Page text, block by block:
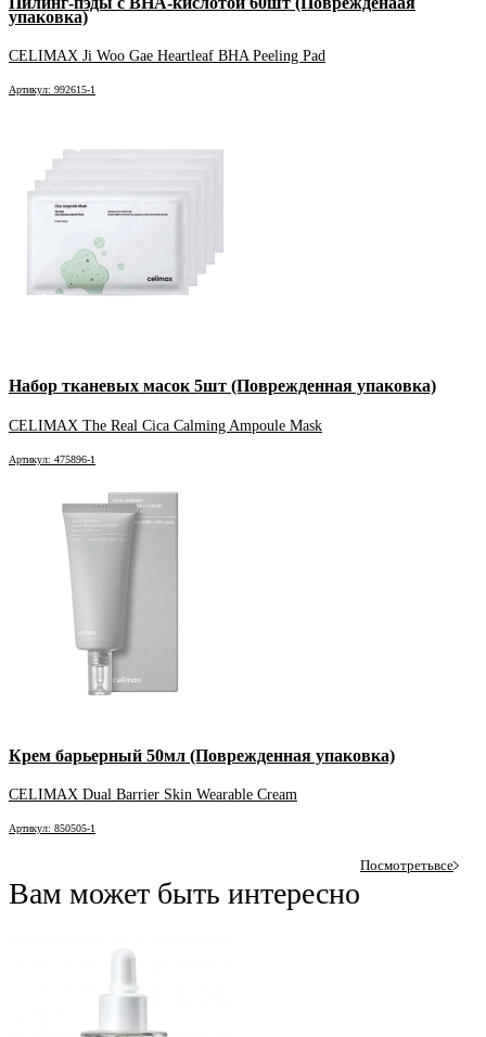
упаковка)
CELIMAX Ji Woo Gae Heartleaf BHA Peeling Pad
Артикул: 992615-1
Набор тканевых масок 5шт (Поврежденная упаковка)
CELIMAX The Real Cica Calming Ampoule Mask
Артикул: 475896-1
Крем барьерный 50мл (Поврежденная упаковка)
CELIMAX Dual Barrier Skin Wearable Cream
Артикул: 850505-1
Вам может быть интересно
Посмотретьвсе